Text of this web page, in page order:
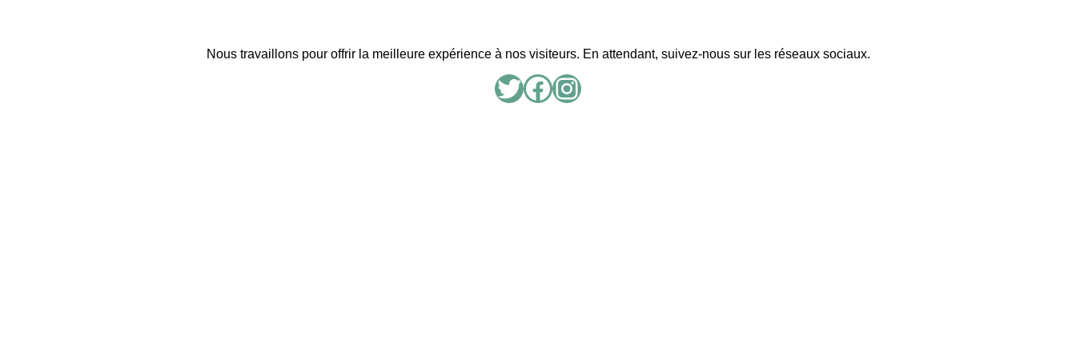
Nous travaillons pour offrir la meilleure expérience à nos visiteurs. En attendant, suivez-nous sur les réseaux sociaux.